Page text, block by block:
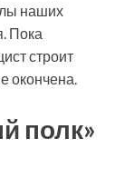
наших
Пока
строит
окончена.
полк»